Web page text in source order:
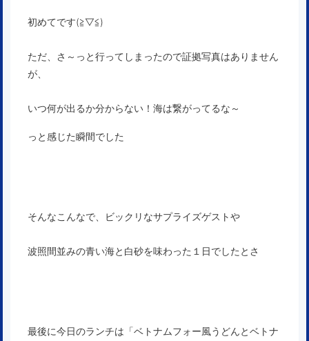
初めてです(≧▽≦)
ただ、さ～っと行ってしまったので証拠写真はありません
が、
いつ何が出るか分からない！海は繋がってるな～
っと感じた瞬間でした
そんなこんなで、ビックリなサプライズゲストや
波照間並みの青い海と白砂を味わった１日でしたとさ
最後に今日のランチは「ベトナムフォー風うどんとベトナ